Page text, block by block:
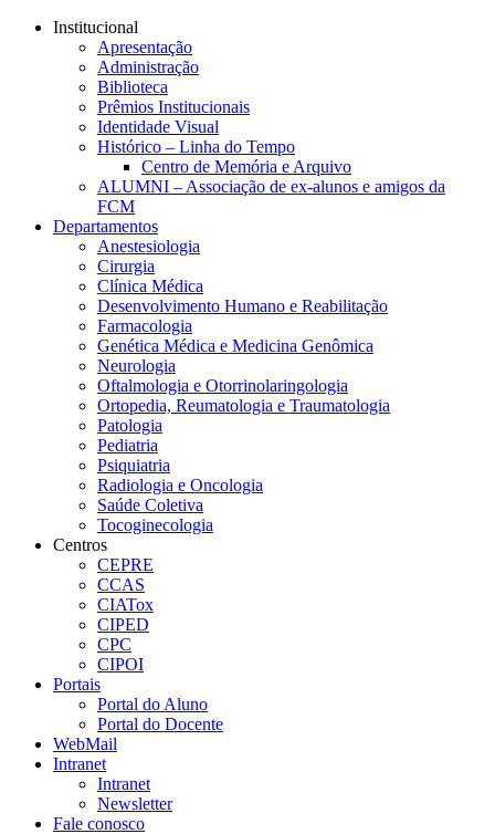
Conteúdo principal
Institucional
Apresentação
Administração
Biblioteca
Prêmios Institucionais
Identidade Visual
Histórico – Linha do Tempo
Centro de Memória e Arquivo
ALUMNI – Associação de ex-alunos e amigos da
FCM
Departamentos
Anestesiologia
Cirurgia
Clínica Médica
Desenvolvimento Humano e Reabilitação
Farmacologia
Genética Médica e Medicina Genômica
Neurologia
Oftalmologia e Otorrinolaringologia
Ortopedia, Reumatologia e Traumatologia
Patologia
Pediatria
Psiquiatria
Radiologia e Oncologia
Saúde Coletiva
Tocoginecologia
Centros
CEPRE
CCAS
CIATox
CIPED
CPC
CIPOI
Portais
Portal do Aluno
Portal do Docente
WebMail
Intranet
Intranet
Newsletter
Fale conosco